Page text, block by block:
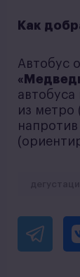
Как
Автобус
из метро